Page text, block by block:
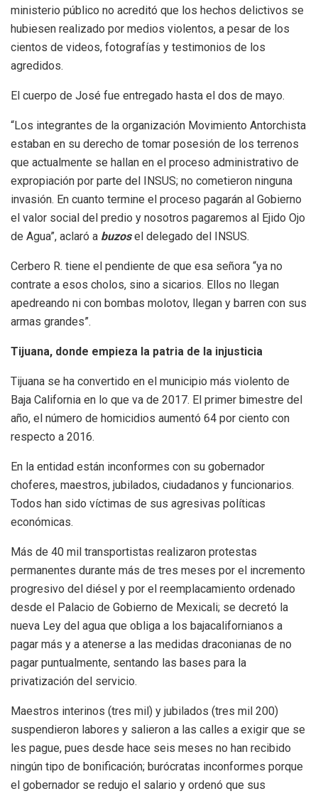
ministerio público no acreditó que los hechos delictivos se
hubiesen realizado por medios violentos, a pesar de los
cientos de videos, fotografías y testimonios de los
agredidos.
El cuerpo de José fue entregado hasta el dos de mayo.
“Los integrantes de la organización Movimiento Antorchista
estaban en su derecho de tomar posesión de los terrenos
que actualmente se hallan en el proceso administrativo de
expropiación por parte del INSUS; no cometieron ninguna
invasión. En cuanto termine el proceso pagarán al Gobierno
el valor social del predio y nosotros pagaremos al Ejido Ojo
de Agua”, aclaró a buzosel delegado del INSUS.
Cerbero R. tiene el pendiente de que esa señora “ya no
contrate a esos cholos, sino a sicarios. Ellos no llegan
apedreando ni con bombas molotov, llegan y barren con sus
armas grandes”.
Tijuana, donde empieza la patria de la injusticia
Tijuana se ha convertido en el municipio más violento de
Baja California en lo que va de 2017. El primer bimestre del
año, el número de homicidios aumentó 64 por ciento con
respecto a 2016.
En la entidad están inconformes con su gobernador
choferes, maestros, jubilados, ciudadanos y funcionarios.
Todos han sido víctimas de sus agresivas políticas
económicas.
Más de 40 mil transportistas realizaron protestas
permanentes durante más de tres meses por el incremento
progresivo del diésel y por el reemplacamiento ordenado
desde el Palacio de Gobierno de Mexicali; se decretó la
nueva Ley del agua que obliga a los bajacalifornianos a
pagar más y a atenerse a las medidas draconianas de no
pagar puntualmente, sentando las bases para la
privatización del servicio.
Maestros interinos (tres mil) y jubilados (tres mil 200)
suspendieron labores y salieron a las calles a exigir que se
les pague, pues desde hace seis meses no han recibido
ningún tipo de bonificación; burócratas inconformes porque
el gobernador se redujo el salario y ordenó que sus